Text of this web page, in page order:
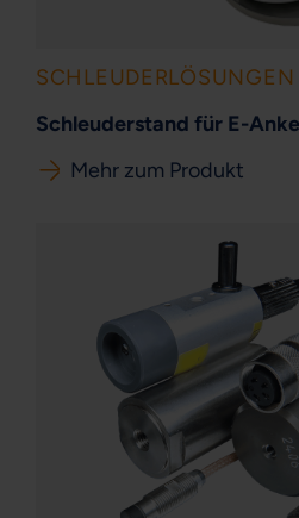
SCHLEUDERLÖSUNGEN
Schleuderstand für E-
Mehr zum Produkt